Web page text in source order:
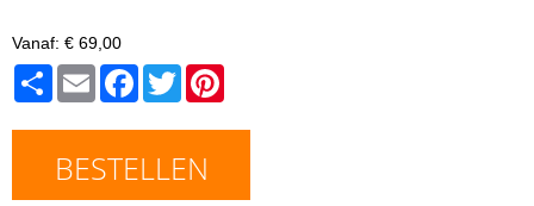
Vanaf: € 69,00
Share Email Facebook
Twitter
BESTELLEN